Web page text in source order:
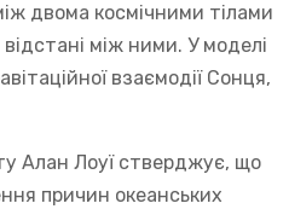
двома космічними тілами
між ними. У моделі
взаємодії Сонця,
Алан Лоуї стверджує, що
причин океанських